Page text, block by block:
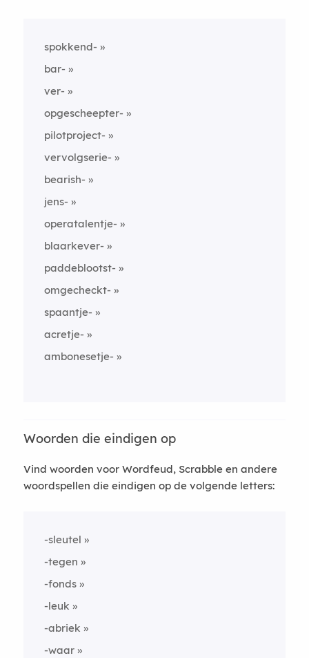
spokkend-
bar-
ver-
opgescheepter-
pilotproject-
vervolgserie-
bearish-
jens-
operatalentje-
blaarkever-
paddeblootst-
omgecheckt-
spaantje-
acretje-
ambonesetje-
Woorden die eindigen op
Vind woorden voor Wordfeud, Scrabble en andere
woordspellen die eindigen op de volgende letters:
-sleutel
-tegen
-fonds
-leuk
-abriek
-waar